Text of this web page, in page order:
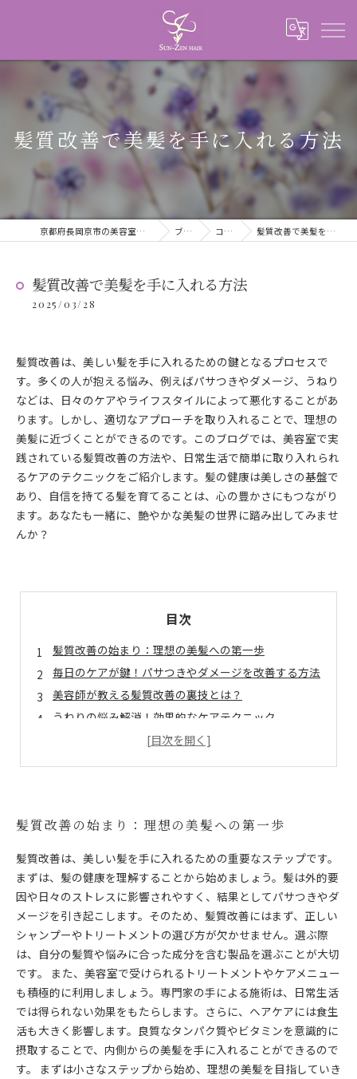
髪質改善で美髪を手に入れる方法
京都府長岡京市の美容室ならSUN-ZEN HAIR ブログ コラム 髪質改善で美髪を手に入れる方法
髪質改善で美髪を手に入れる方法
2025/03/28
髪質改善は、美しい髪を手に入れるための鍵となるプロセスで
す。多くの人が抱える悩み、例えばパサつきやダメージ、うねり
などは、日々のケアやライフスタイルによって悪化することがあ
ります。しかし、適切なアプローチを取り入れることで、理想の
美髪に近づくことができるのです。このブログでは、美容室で実
践されている髪質改善の方法や、日常生活で簡単に取り入れられ
るケアのテクニックをご紹介します。髪の健康は美しさの基盤で
あり、自信を持てる髪を育てることは、心の豊かさにもつながり
ます。あなたも一緒に、艶やかな美髪の世界に踏み出してみませ
んか？
目次
髪質改善の始まり：理想の美髪への第一歩
毎日のケアが鍵！パサつきやダメージを改善する方法
美容師が教える髪質改善の裏技とは？
うねりの悩み解消！効果的なケアテクニック
心の豊かさも手に入れる髪の健康の秘密
髪質改善の始まり：理想の美髪への第一歩
髪質改善は、美しい髪を手に入れるための重要なステップです。
まずは、髪の健康を理解することから始めましょう。髪は外的要
因や日々のストレスに影響されやすく、結果としてパサつきやダ
メージを引き起こします。そのため、髪質改善にはまず、正しい
シャンプーやトリートメントの選び方が欠かせません。選ぶ際
は、自分の髪質や悩みに合った成分を含む製品を選ぶことが大切
です。 また、美容室で受けられるトリートメントやケアメニュー
も積極的に利用しましょう。専門家の手による施術は、日常生活
では得られない効果をもたらします。さらに、ヘアケアには食生
活も大きく影響します。良質なタンパク質やビタミンを意識的に
摂取することで、内側からの美髪を手に入れることができるので
す。 まずは小さなステップから始め、理想の美髪を目指していき